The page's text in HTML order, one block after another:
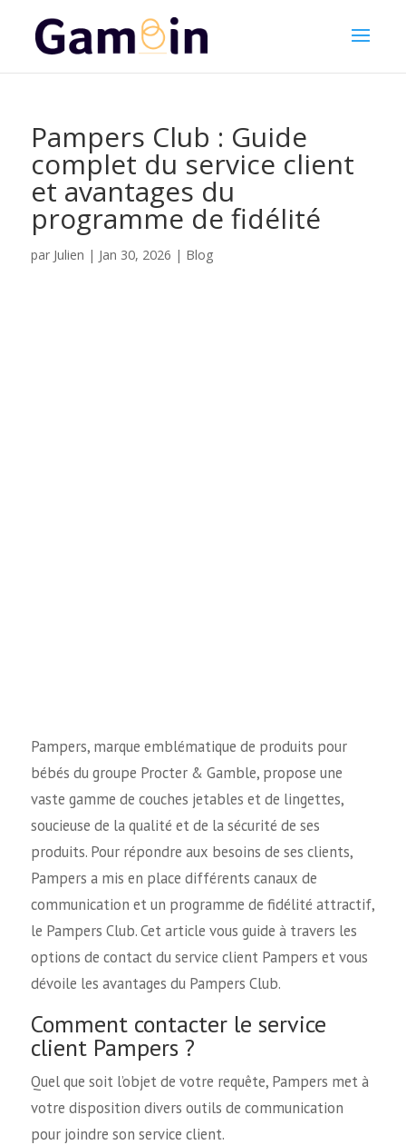
Pampers Club : Guide
complet du service client
et avantages du
programme de fidélité
par Julien | Jan 30, 2026 | Blog
Pampers, marque emblématique de produits pour
bébés du groupe Procter & Gamble, propose une
vaste gamme de couches jetables et de lingettes,
soucieuse de la qualité et de la sécurité de ses
produits. Pour répondre aux besoins de ses clients,
Pampers a mis en place différents canaux de
communication et un programme de fidélité attractif,
le Pampers Club. Cet article vous guide à travers les
options de contact du service client Pampers et vous
dévoile les avantages du Pampers Club.
Comment contacter le service
client Pampers ?
Quel que soit l’objet de votre requête, Pampers met à
votre disposition divers outils de communication
pour joindre son service client.